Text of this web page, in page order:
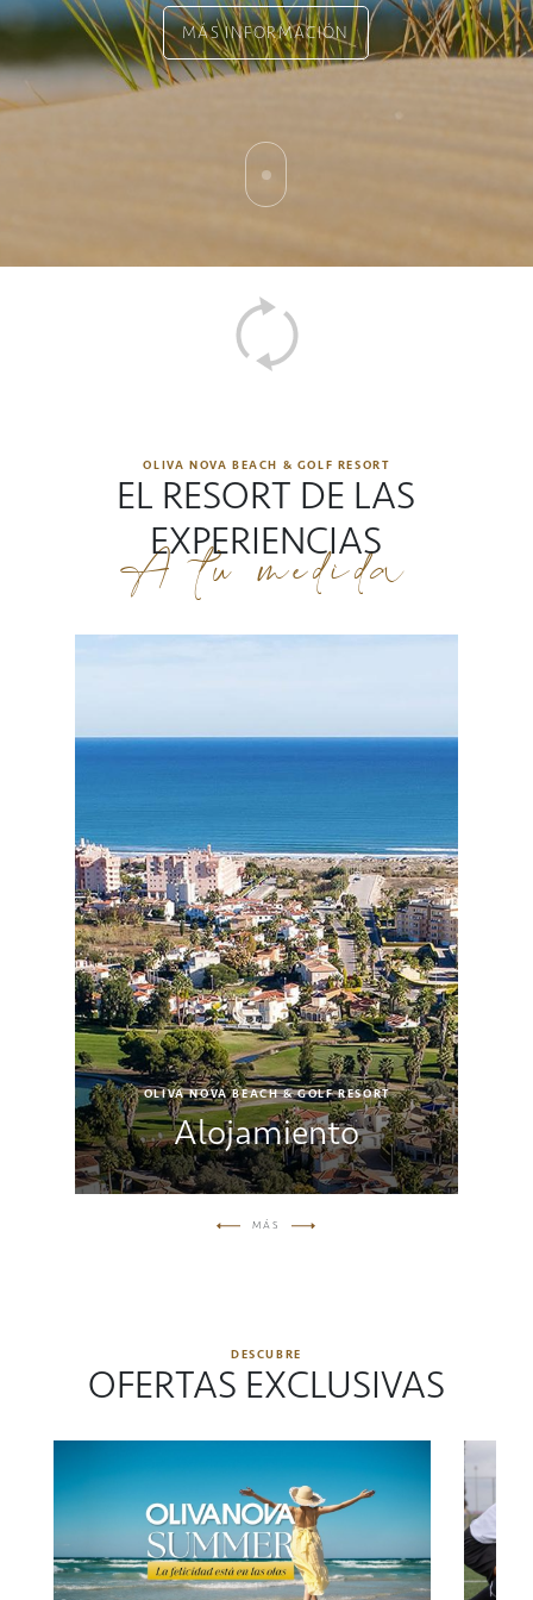
MÁS INFORMACIÓN
OLIVA NOVA BEACH & GOLF RESORT
EL RESORT DE LAS
EXPERIENCIAS
A tu medida
OLIVA NOVA BEACH & GOLF RESORT
Alojamiento
MÁS
DESCUBRE
OFERTAS EXCLUSIVAS